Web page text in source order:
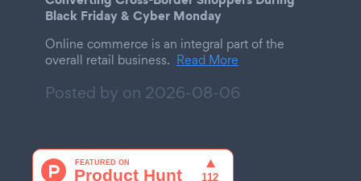
Black Friday & Cyber Monday
Online commerce is an integral part of the
overall retail business. Read More
Posted by on 2026-08-06